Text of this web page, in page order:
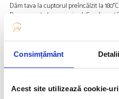
Consimțământ Detalii
Acest site utilizează cookie-uri
Dăm tava la cuptorul preîncălzit la
Punem peste legume vinul.
măsline și îl așezăm în tavă peste legume.
Delicios și aromat. Poftă bună!